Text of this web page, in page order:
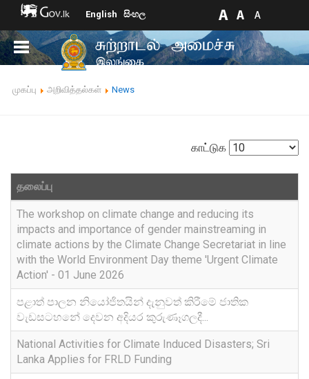
English සිංහල
முகப்பு அறிவித்தல்கள் News
காட்டுக
தலைப்பு
The workshop on climate change and reducing its
impacts and importance of gender mainstreaming in
climate actions by the Climate Change Secretariat in line
with the World Environment Day theme 'Urgent Climate
Action' - 01 June 2026
පළාත් පාලන නියෝජිතයින් දැනුවත් කිරීමේ ජාතික
වැඩසටහනේ දෙවන අදියර කුරුණෑගලදී...
National Activities for Climate Induced Disasters; Sri
Lanka Applies for FRLD Funding